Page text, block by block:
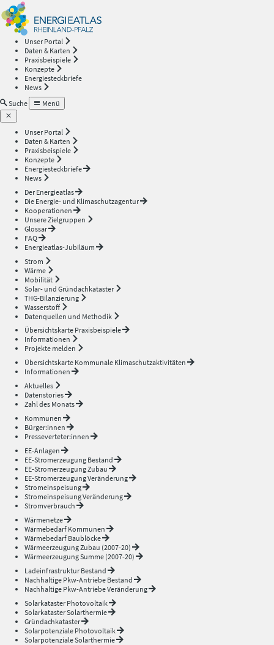
Unser Portal
Daten & Karten
Praxisbeispiele
Konzepte
Energiesteckbriefe
News
Suche
Menü
Unser Portal
Daten & Karten
Praxisbeispiele
Konzepte
Energiesteckbriefe
News
Der Energieatlas
Die Energie- und Klimaschutzagentur
Kooperationen
Unsere Zielgruppen
Glossar
FAQ
Energieatlas-Jubiläum
Strom
Wärme
Mobilität
Solar- und Gründachkataster
THG-Bilanzierung
Wasserstoff
Datenquellen und Methodik
Übersichtskarte Praxisbeispiele
Informationen
Projekte melden
Übersichtskarte Kommunale Klimaschutzaktivitäten
Informationen
Aktuelles
Datenstories
Zahl des Monats
Kommunen
Bürger:innen
Presseverteter:innen
EE-Anlagen
EE-Stromerzeugung Bestand
EE-Stromerzeugung Zubau
EE-Stromerzeugung Veränderung
Stromeinspeisung
Stromeinspeisung Veränderung
Stromverbrauch
Wärmenetze
Wärmebedarf Kommunen
Wärmebedarf Baublöcke
Wärmeerzeugung Zubau (2007-20)
Wärmeerzeugung Summe (2007-20)
Ladeinfrastruktur Bestand
Nachhaltige Pkw-Antriebe Bestand
Nachhaltige Pkw-Antriebe Veränderung
Solarkataster Photovoltaik
Solarkataster Solarthermie
Gründachkataster
Solarpotenziale Photovoltaik
Solarpotenziale Solarthermie